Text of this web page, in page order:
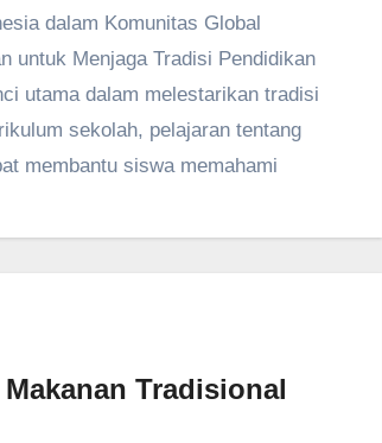
dalam Komunitas Global
untuk Menjaga Tradisi Pendidikan
utama dalam melestarikan tradisi
sekolah, pelajaran tentang
membantu siswa memahami
Tradisional